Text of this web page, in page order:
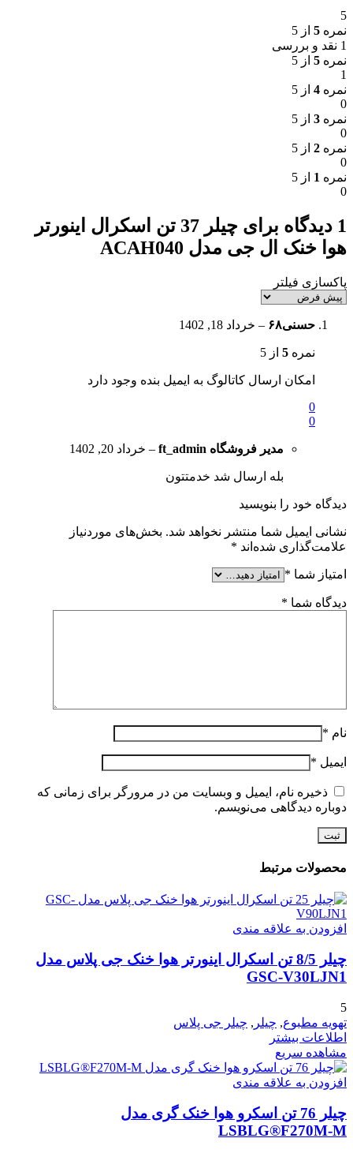
5
نمره 5 از 5
1 نقد و بررسی
نمره 5 از 5
1
نمره 4 از 5
0
نمره 3 از 5
0
نمره 2 از 5
0
نمره 1 از 5
0
1 دیدگاه برای
چیلر 37 تن اسکرال اینورتر
هوا خنک ال جی مدل ACAH040
پاکسازی فیلتر
حسنی۶۸ – خرداد 18, 1402
نمره 5 از 5
امکان ارسال کاتالوگ به ایمیل بنده وجود دارد
0
0
مدیر فروشگاه ft_admin
– خرداد 20, 1402
بله ارسال شد خدمتتون
دیدگاه خود را بنویسید
نشانی ایمیل شما منتشر نخواهد شد. بخش‌های موردنیاز
علامت‌گذاری شده‌اند *
امتیاز شما *
دیدگاه شما *
نام *
ایمیل *
ذخیره نام، ایمیل و وبسایت من در مرورگر برای زمانی که
دوباره دیدگاهی می‌نویسم.
محصولات مرتبط
افزودن به علاقه مندی
چیلر 8/5 تن اسکرال اینورتر هوا خنک جی پلاس مدل
GSC-V30LJN1
5
تهویه مطبوع, چیلر , چیلر جی پلاس
اطلاعات بیشتر
مشاهده سریع
افزودن به علاقه مندی
چیلر 76 تن اسکرو هوا خنک گری مدل
LSBLG®F270M-M